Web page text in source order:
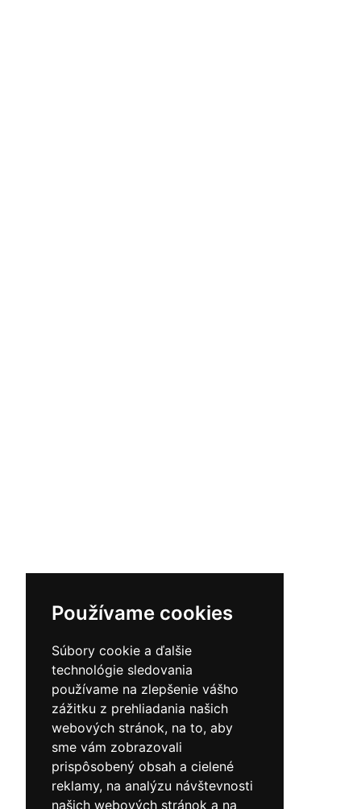
Používame cookies
Súbory cookie a ďalšie
technológie sledovania
používame na zlepšenie vášho
zážitku z prehliadania našich
webových stránok, na to, aby
sme vám zobrazovali
prispôsobený obsah a cielené
reklamy, na analýzu návštevnosti
našich webových stránok a na